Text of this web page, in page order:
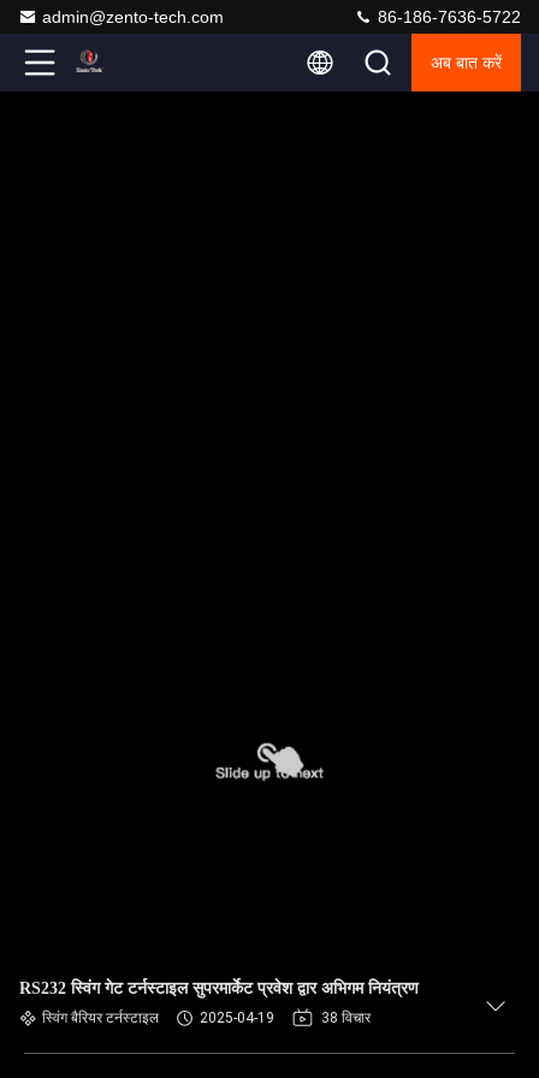
admin@zento-tech.com 86-186-7636-5722
अब बात करें
RS232 स्विंग गेट टर्नस्टाइल सुपरमार्केट प्रवेश द्वार अभिगम नियंत्रण
स्विंग बैरियर टर्नस्टाइल 2025-04-19 38 विचार